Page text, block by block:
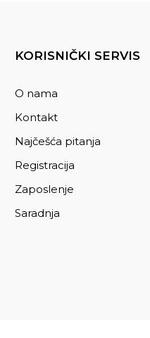
KORISNIČKI SERVIS
O nama
Kontakt
Najčešća pitanja
Registracija
Zaposlenje
Saradnja